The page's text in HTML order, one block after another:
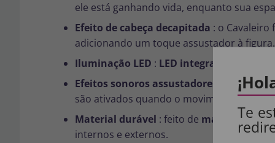
ele está ganhando vida, enquanto sua
Efeito de cabeça decapitada : o
adicionando um toque assustador à figura.
Iluminação LED : LED integrado
Efeitos sonoros assustadores
: a figura
são ativados quando o movimento é
Material durável : feito de material
internos e externos.
Te